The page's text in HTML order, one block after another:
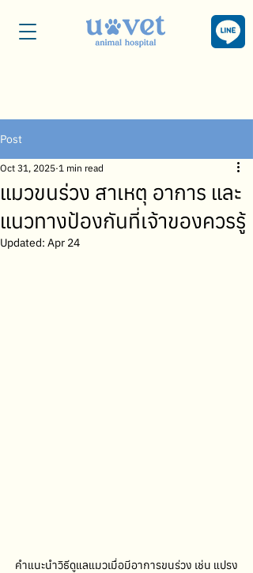
Post
แมวขนร่วง สาเหตุ อาการ และ
แนวทางป้องกันที่เจ้าของควรรู้
Oct 31, 2025 1 min read
Updated: Apr 24
คำแนะนำวิธีดูแลแมวเมื่อมีอาการขนร่วง เช่น แปรง